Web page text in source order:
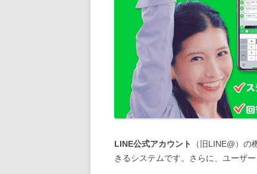
LINE公式アカウント
（旧LINE@）
きるシステムです。さらに、ユーザ